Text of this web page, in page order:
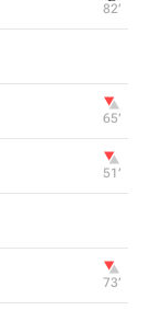
82‎’‎
65‎’‎
51‎’‎
73‎’‎